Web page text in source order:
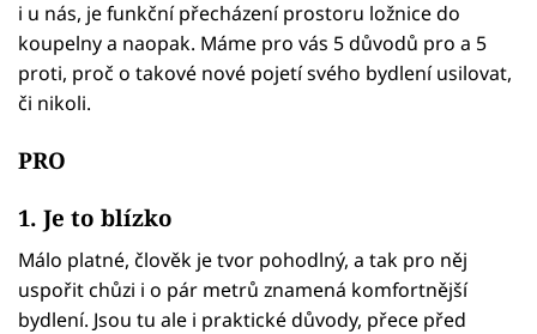
i u nás, je funkční přecházení prostoru ložnice do
koupelny a naopak. Máme pro vás 5 důvodů pro a 5
proti, proč o takové nové pojetí svého bydlení usilovat,
či nikoli.
PRO
1. Je to blízko
Málo platné, člověk je tvor pohodlný, a tak pro něj
uspořit chůzi i o pár metrů znamená komfortnější
bydlení. Jsou tu ale i praktické důvody, přece před